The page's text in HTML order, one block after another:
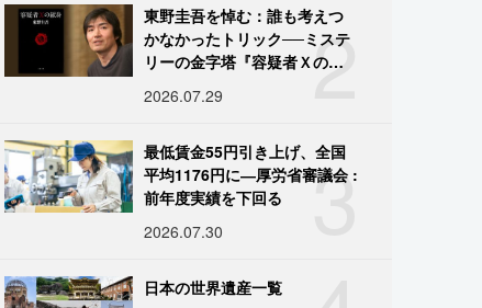
2
東野圭吾を悼む：誰も考えつ
かなかったトリック──ミステ
リーの金字塔『容疑者Ｘの献
2026.07.29
3
最低賃金55円引き上げ、全国
平均1176円に―厚労省審議会 :
前年度実績を下回る
2026.07.30
日本の世界遺産一覧